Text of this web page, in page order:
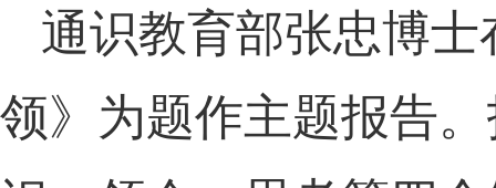
通识教育部张忠博
领》为题作主题报告